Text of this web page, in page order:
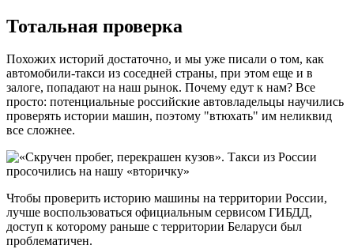
Тотальная проверка
Похожих историй достаточно, и мы уже писали о том, как
автомобили-такси из соседней страны, при этом еще и в
залоге, попадают на наш рынок. Почему едут к нам? Все
просто: потенциальные российские автовладельцы научились
проверять истории машин, поэтому "втюхать" им неликвид
все сложнее.
Чтобы проверить историю машины на территории России,
лучше воспользоваться официальным сервисом ГИБДД,
доступ к которому раньше с территории Беларуси был
проблематичен.